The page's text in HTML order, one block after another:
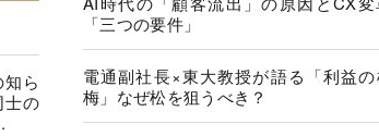
ら
士の
「三つの要件」
電通副社長×東大教授が語る「利益
梅」なぜ松を狙うべき？